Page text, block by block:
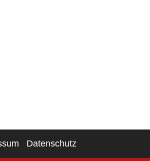
Datenschutz